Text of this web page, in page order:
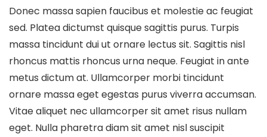
Donec massa sapien faucibus et molestie ac feugiat
sed. Platea dictumst quisque sagittis purus. Turpis
massa tincidunt dui ut ornare lectus sit. Sagittis nisl
rhoncus mattis rhoncus urna neque. Feugiat in ante
metus dictum at. Ullamcorper morbi tincidunt
ornare massa eget egestas purus viverra accumsan.
Vitae aliquet nec ullamcorper sit amet risus nullam
eget. Nulla pharetra diam sit amet nisl suscipit